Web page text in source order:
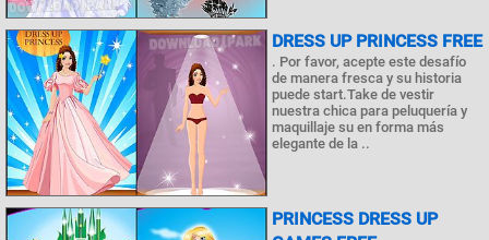
DRESS UP PRINCESS FREE
. Por favor, acepte este desafío
de manera fresca y su historia
puede start.Take de vestir
nuestra chica para peluquería y
maquillaje su en forma más
elegante de la ..
PRINCESS DRESS UP